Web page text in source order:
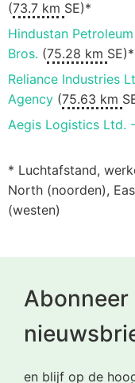
(73.7 km SE)*
Hindustan
Bros. (75.28 km SE)*
Reliance Industries
Agency (75.63 km
Aegis Logistics Ltd.
* Luchtafstand,
North (noorden),
(westen)
Abonneer
en blijf op de